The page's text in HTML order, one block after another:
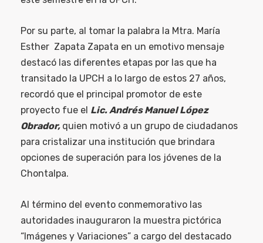
Por su parte, al tomar la palabra la Mtra. María
Esther Zapata Zapata en un emotivo mensaje
destacó las diferentes etapas por las que ha
transitado la UPCH a lo largo de estos 27 años,
recordó que el principal promotor de este
proyecto fue el Lic. Andrés Manuel López
Obrador,quien motivó a un grupo de ciudadanos
para cristalizar una institución que brindara
opciones de superación para los jóvenes de la
Chontalpa.
Al término del evento conmemorativo las
autoridades inauguraron la muestra pictórica
“Imágenes y Variaciones” a cargo del destacado